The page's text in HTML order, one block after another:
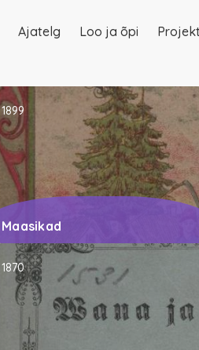
Ajatelg Loo ja õpi
Maasikad
1899
1870